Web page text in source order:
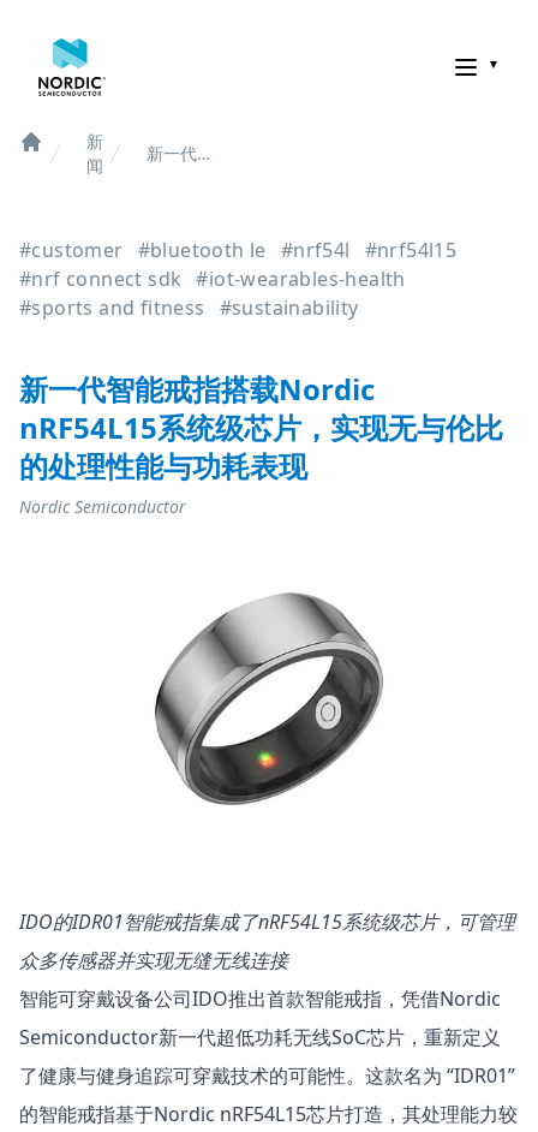
诺迪克半导体
Home
新
闻
新一代智
系统级芯
片，实现
无与伦比
的处理性
表现
#customer #bluetooth le #nrf54l
#nrf54l15
#nrf connect sdk
#iot-wearables-health
#sports and fitness
#sustainability
新一代智能戒指搭载Nordic
nRF54L15系统级芯片，实现无与伦比
的处理性能与功耗表现
Nordic Semiconductor
IDO的IDR01智能戒指集成了nRF54L15系统级芯片，可管理
众多传感器并实现无缝无线连接
智能可穿戴设备公司IDO推出首款智能戒指，凭借Nordic
Semiconductor新一代超低功耗无线SoC芯片，重新定义
了健康与健身追踪可穿戴技术的可能性。这款名为 “IDR01”
的智能戒指基于Nordic nRF54L15芯片打造，其处理能力较